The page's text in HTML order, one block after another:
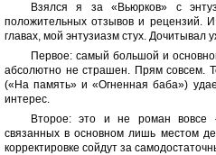
Взялся я за «Вьюрков» с
положительных отзывов и рецензий.
главах, мой энтузиазм стух. Дочитывал
Первое: самый большой и
абсолютно не страшен. Прям совсем.
(«На память» и «Огненная баба»)
интерес.
Второе: это и не роман
связанных в основном лишь местом
корректировке сойдут за